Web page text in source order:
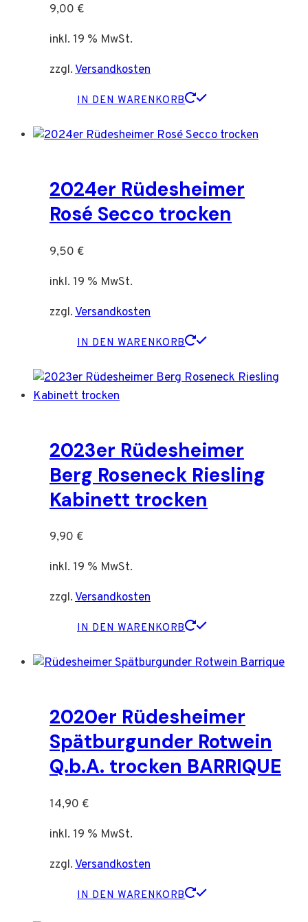
9,00 €
inkl. 19 % MwSt.
zzgl.Versandkosten
IN DEN WARENKORB
2024er Rüdesheimer
Rosé Secco trocken
9,50 €
inkl. 19 % MwSt.
zzgl.Versandkosten
IN DEN WARENKORB
2023er Rüdesheimer
Berg Roseneck Riesling
Kabinett trocken
9,90 €
inkl. 19 % MwSt.
zzgl.Versandkosten
IN DEN WARENKORB
2020er Rüdesheimer
Spätburgunder Rotwein
Q.b.A. trocken BARRIQUE
14,90 €
inkl. 19 % MwSt.
zzgl.Versandkosten
IN DEN WARENKORB